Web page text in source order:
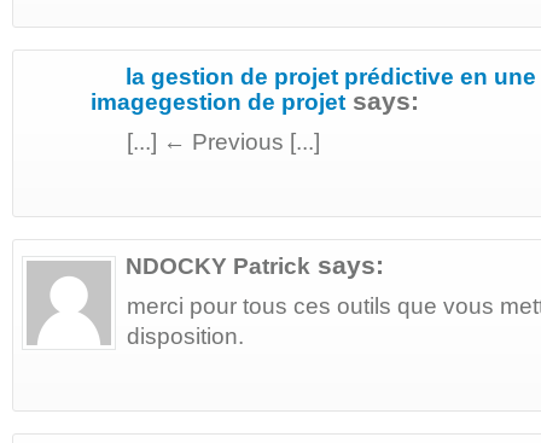
la gestion de projet prédictive en une
imagegestion de projet says:
[...] ← Previous [...]
NDOCKY Patrick says:
merci pour tous ces outils que vous
disposition.